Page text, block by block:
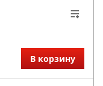
В корзину